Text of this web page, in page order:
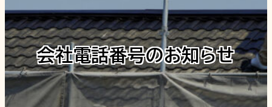
会社電話番号のお知らせ